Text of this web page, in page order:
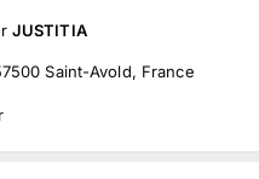
JUSTITIA
Saint-Avold, France